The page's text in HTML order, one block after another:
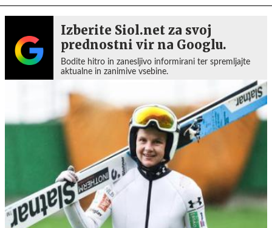
Izberite Siol.net za svoj
prednostni vir na Googlu.
Bodite hitro in zanesljivo informirani ter spremljajte
aktualne in zanimive vsebine.